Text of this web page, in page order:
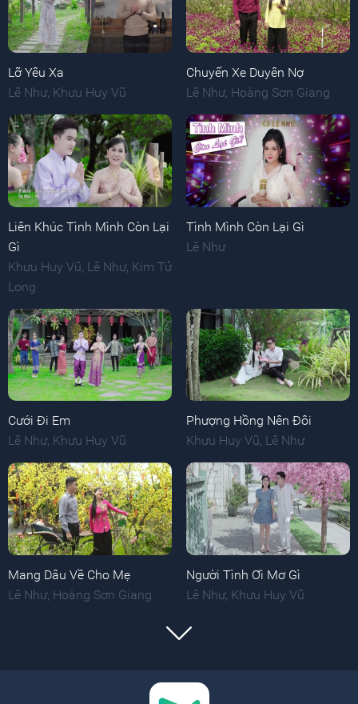
Lỡ Yêu Xa
Lê Như, Khưu Huy Vũ
Chuyến Xe Duyên Nợ
Lê Như, Hoàng Sơn Giang
Liên Khúc Tình Mình Còn Lại
Gì
Khưu Huy Vũ Lê Như, Kim Tử
Long
Tình Mình Còn Lại Gì
Lê Như
Cưới Đi Em
Lê Như, Khưu Huy Vũ
Phượng Hồng Nên Đôi
Khưu Huy Vũ, Lê Như
Mang Dâu Về Cho Mẹ
Lê Như, Hoàng Sơn Giang
Người Tình Ơi Mơ Gì
Lê Như, Khưu Huy Vũ